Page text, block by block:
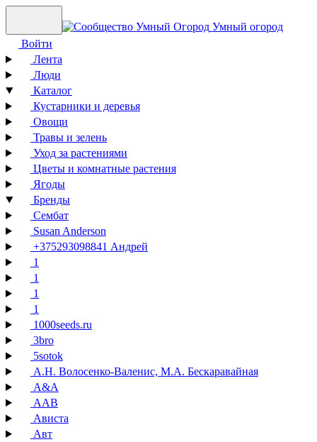
Умный огород
Войти
Лента
Люди
Каталог
Кустарники и деревья
Овощи
Травы и зелень
Уход за растениями
Цветы и комнатные растения
Ягоды
Бренды
Сембат
Susan Anderson
+375293098841 Андрей
1
1
1
1
1000seeds.ru
3bro
5sotok
А.Н. Волосенко-Валенис, М.А. Бескаравайная
А&А
ААВ
Ависта
Авт